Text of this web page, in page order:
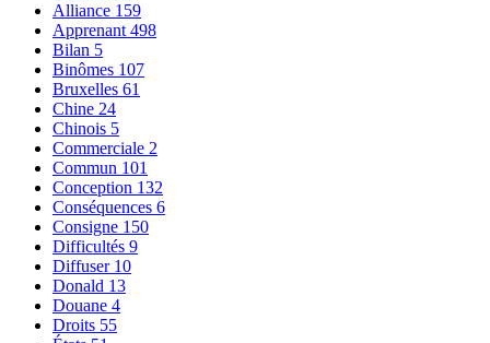
Alliance 159
Apprenant 498
Bilan 5
Binômes 107
Bruxelles 61
Chine 24
Chinois 5
Commerciale 2
Commun 101
Conception 132
Conséquences 6
Consigne 150
Difficultés 9
Diffuser 10
Donald 13
Douane 4
Droits 55